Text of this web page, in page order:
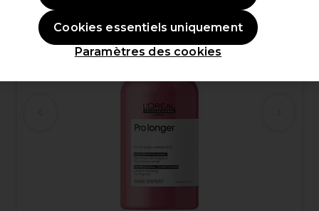
Paramètres des cookies
Cookies essentiels uniquement